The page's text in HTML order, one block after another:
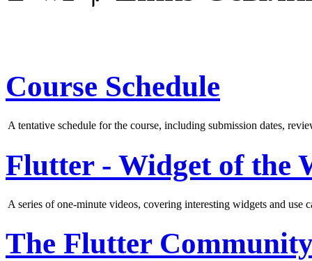
Course Schedule
A tentative schedule for the course, including submission dates,
Flutter - Widget of the
A series of one-minute videos, covering interesting widgets and use
The Flutter